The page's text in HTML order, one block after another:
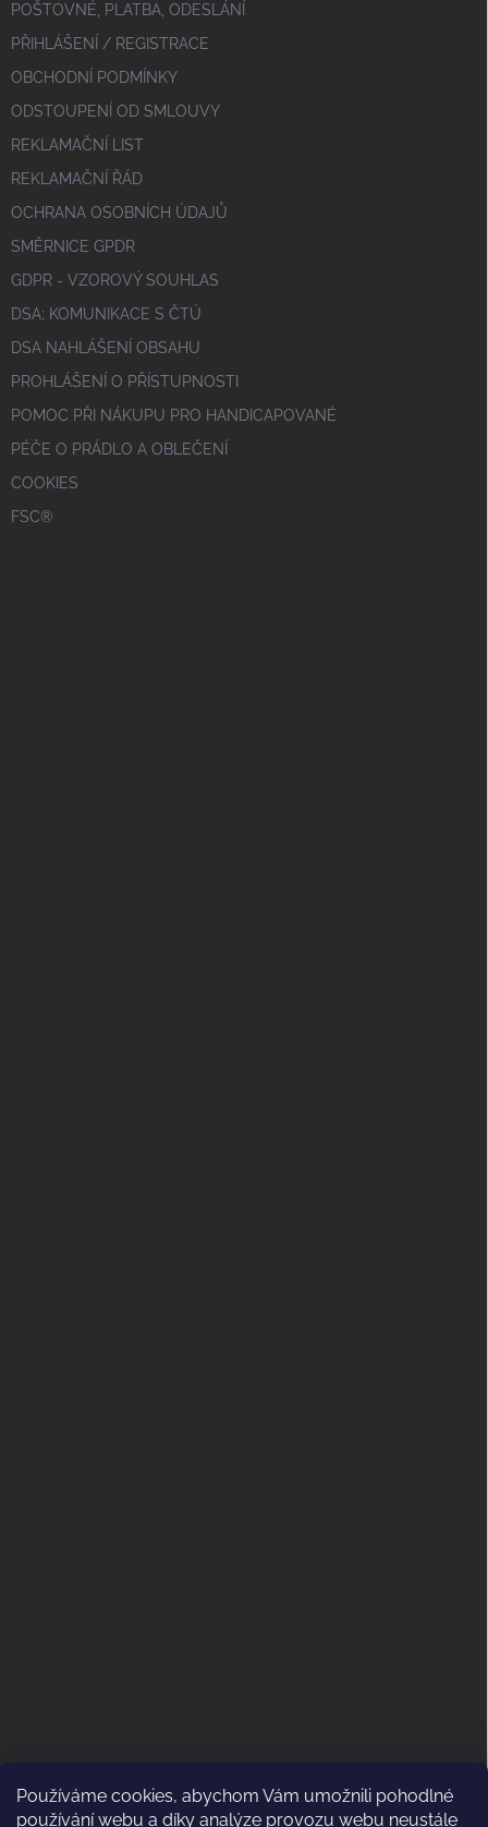
Používáme cookies, abychom Vám umožnili pohodlné
používání webu a díky analýze provozu webu neustále
POŠTOVNÉ, PLATBA, ODESLÁNÍ
PŘIHLÁŠENÍ / REGISTRACE
OBCHODNÍ PODMÍNKY
ODSTOUPENÍ OD SMLOUVY
REKLAMAČNÍ LIST
REKLAMAČNÍ ŘÁD
OCHRANA OSOBNÍCH ÚDAJŮ
SMĚRNICE GPDR
GDPR - VZOROVÝ SOUHLAS
DSA; KOMUNIKACE S ČTÚ
DSA NAHLÁŠENÍ OBSAHU
PROHLÁŠENÍ O PŘÍSTUPNOSTI
POMOC PŘI NÁKUPU PRO HANDICAPOVANÉ
PÉČE O PRÁDLO A OBLEČENÍ
COOKIES
FSC®
ODSTOUPENÍ OD KUPNÍ SMLOUVY